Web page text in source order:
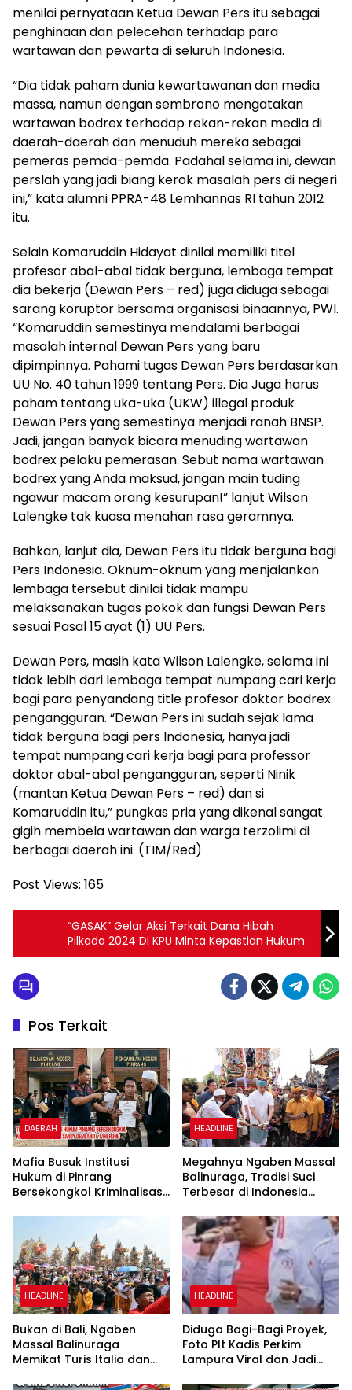
menilai pernyataan Ketua Dewan Pers itu sebagai
penghinaan dan pelecehan terhadap para
wartawan dan pewarta di seluruh Indonesia.
“Dia tidak paham dunia kewartawanan dan media
massa, namun dengan sembrono mengatakan
wartawan bodrex terhadap rekan-rekan media di
daerah-daerah dan menuduh mereka sebagai
pemeras pemda-pemda. Padahal selama ini, dewan
perslah yang jadi biang kerok masalah pers di negeri
ini,” kata alumni PPRA-48 Lemhannas RI tahun 2012
itu.
Selain Komaruddin Hidayat dinilai memiliki titel
profesor abal-abal tidak berguna, lembaga tempat
dia bekerja (Dewan Pers – red) juga diduga sebagai
sarang koruptor bersama organisasi binaannya, PWI.
“Komaruddin semestinya mendalami berbagai
masalah internal Dewan Pers yang baru
dipimpinnya. Pahami tugas Dewan Pers berdasarkan
UU No. 40 tahun 1999 tentang Pers. Dia Juga harus
paham tentang uka-uka (UKW) illegal produk
Dewan Pers yang semestinya menjadi ranah BNSP.
Jadi, jangan banyak bicara menuding wartawan
bodrex pelaku pemerasan. Sebut nama wartawan
bodrex yang Anda maksud, jangan main tuding
ngawur macam orang kesurupan!” lanjut Wilson
Lalengke tak kuasa menahan rasa geramnya.
Bahkan, lanjut dia, Dewan Pers itu tidak berguna bagi
Pers Indonesia. Oknum-oknum yang menjalankan
lembaga tersebut dinilai tidak mampu
melaksanakan tugas pokok dan fungsi Dewan Pers
sesuai Pasal 15 ayat (1) UU Pers.
Dewan Pers, masih kata Wilson Lalengke, selama ini
tidak lebih dari lembaga tempat numpang cari kerja
bagi para penyandang title profesor doktor bodrex
pengangguran. “Dewan Pers ini sudah sejak lama
tidak berguna bagi pers Indonesia, hanya jadi
tempat numpang cari kerja bagi para professor
doktor abal-abal pengangguran, seperti Ninik
(mantan Ketua Dewan Pers – red) dan si
Komaruddin itu,” pungkas pria yang dikenal sangat
gigih membela wartawan dan warga terzolimi di
berbagai daerah ini. (TIM/Red)
Post Views: 165
“GASAK” Gelar Aksi Terkait Dana Hibah
Pilkada 2024 Di KPU Minta Kepastian Hukum
Pos Terkait
DAERAH
Mafia Busuk Institusi
Hukum di Pinrang
Bersekongkol Kriminalisasi
HEADLINE
Megahnya Ngaben Massal
Balinuraga, Tradisi Suci
Terbesar di Indonesia
dan Merekatkan Ikatan
Keluarga
HEADLINE
Bukan di Bali, Ngaben
Massal Balinuraga
Memikat Turis Italia dan
HEADLINE
Diduga Bagi-Bagi Proyek,
Foto Plt Kadis Perkim
Lampura Viral dan Jadi